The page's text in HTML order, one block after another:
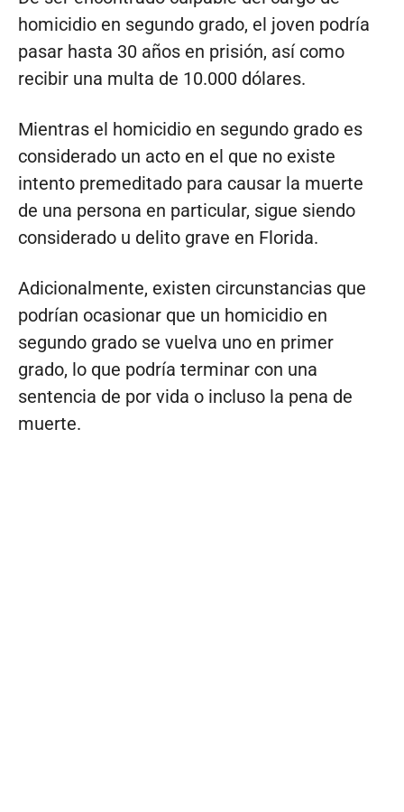
homicidio en segundo grado, el joven podría
pasar hasta 30 años en prisión, así como
recibir una multa de 10.000 dólares.
Mientras el homicidio en segundo grado es
considerado un acto en el que no existe
intento premeditado para causar la muerte
de una persona en particular, sigue siendo
considerado u delito grave en Florida.
Adicionalmente, existen circunstancias que
podrían ocasionar que un homicidio en
segundo grado se vuelva uno en primer
grado, lo que podría terminar con una
sentencia de por vida o incluso la pena de
muerte.